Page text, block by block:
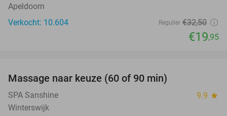
Apeldoorn
Verkocht: 10.604
Regulier €32,50
€19,95
Massage naar keuze (60 of 90 min)
SPA Sanshine 9.9 star
Winterswijk